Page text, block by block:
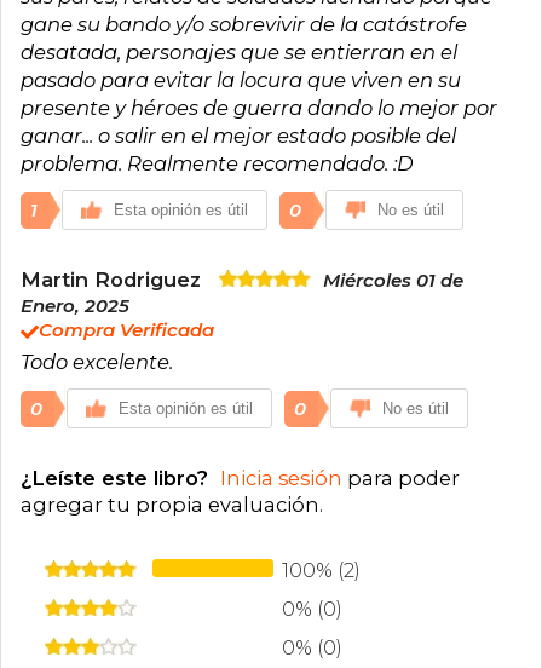
gane su bando y/o sobrevivir de la catástrofe
desatada, personajes que se entierran en el
pasado para evitar la locura que viven en su
presente y héroes de guerra dando lo mejor por
ganar... o salir en el mejor estado posible del
problema. Realmente recomendado. :D
1 Esta opinión es útil 0 No es útil
Martin Rodriguez
Miércoles 01 de
Enero, 2025
Compra Verificada
Todo excelente.
0 Esta opinión es útil 0 No es útil
¿Leíste este libro? Inicia sesión para poder
agregar tu propia evaluación.
100% (2)
0% (0)
0% (0)